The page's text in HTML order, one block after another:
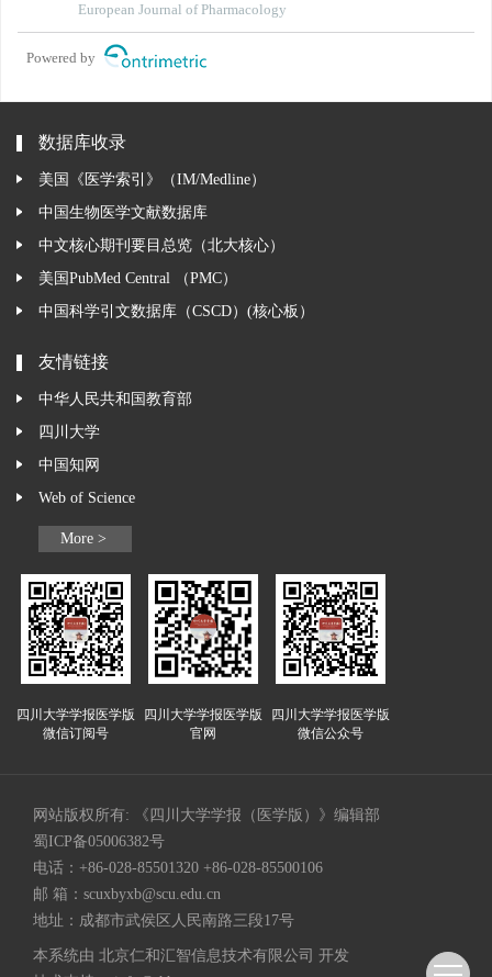
ischemia/reperfusion rats
European Journal of Pharmacology
Powered by
数据库收录
美国《医学索引》（IM/Medline）
中国生物医学文献数据库
中文核心期刊要目总览（北大核心）
美国PubMed Central （PMC）
中国科学引文数据库（CSCD）(核心板）
友情链接
中华人民共和国教育部
四川大学
中国知网
Web of Science
More >
四川大学学报医学版
微信订阅号
四川大学学报医学版
官网
四川大学学报医学版
微信公众号
网站版权所有: 《四川大学学报（医学版）》编辑部
蜀ICP备05006382号
电话：+86-028-85501320 +86-028-85500106
邮 箱： scuxbyxb@scu.edu.cn
地址：成都市武侯区人民南路三段17号
本系统由 北京仁和汇智信息技术有限公司 开发